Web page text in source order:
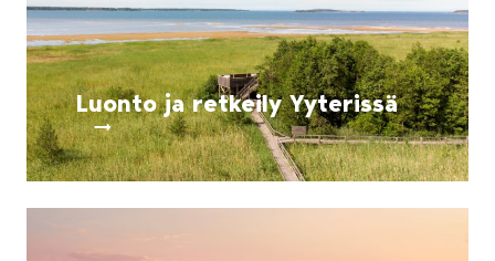
Luonto ja retkeily Yyterissä